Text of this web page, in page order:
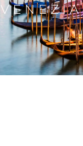
IL TEAM
HERITAGE
VENEZIA